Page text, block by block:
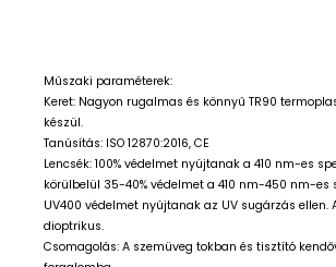
Műszaki paraméterek:
Keret: Nagyon rugalmas és könnyű TR90
készül.
Tanúsítás: ISO 12870:2016, CE
Lencsék: 100% védelmet nyújtanak a 410 nm-es
körülbelül 35-40% védelmet a 410 nm-450 nm-es
UV400 védelmet nyújtanak az UV sugárzás ellen.
dioptrikus.
Csomagolás: A szemüveg tokban és tisztító